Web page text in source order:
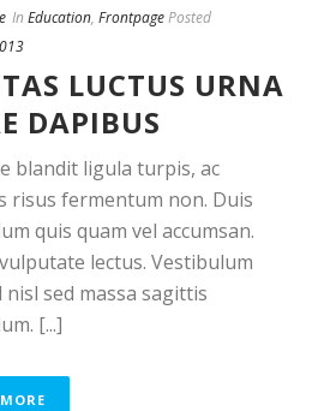
In Education, FrontpagePosted
LUCTUS URNA
DAPIBUS
blandit ligula turpis, ac
risus fermentum non. Duis
quis quam vel accumsan.
lectus. Vestibulum
nisl sed massa sagittis
[...]